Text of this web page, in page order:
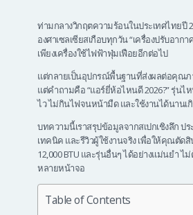
ท่ามกลางวิกฤตความร้อนในประเทศไทยปี
องศาเซลเซียสเกือบทุกวัน “เครื่องปรับอากา
เพียงเครื่องใช้ไฟฟ้าฟุ่มเฟือยอีกต่อไป
แต่กลายเป็นอุปกรณ์พื้นฐานที่ส่งผลต่อคุณภ
แต่คำถามคือ “แอร์ยี่ห้อไหนดี 2026?” รุ่นไ
ไว ไม่กินไฟจนหน้ามืด และใช้งานได้นานเ
บทความนี้เราสรุปข้อมูลจากสเปกเชิงลึก ป
เทคนิค และรีวิวผู้ใช้งานจริง เพื่อให้คุณตัด
12,000 BTU และรุ่นอื่นๆ ได้อย่างแม่นยำ ไม่
หลายหน้าจอ
Table of Contents